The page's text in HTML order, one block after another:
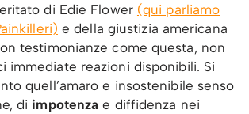
di Edie Flower (qui parliamo
e della giustizia americana
testimonianze come questa, non
immediate reazioni disponibili. Si
quell’amaro e insostenibile senso
di impotenza e diffidenza nei